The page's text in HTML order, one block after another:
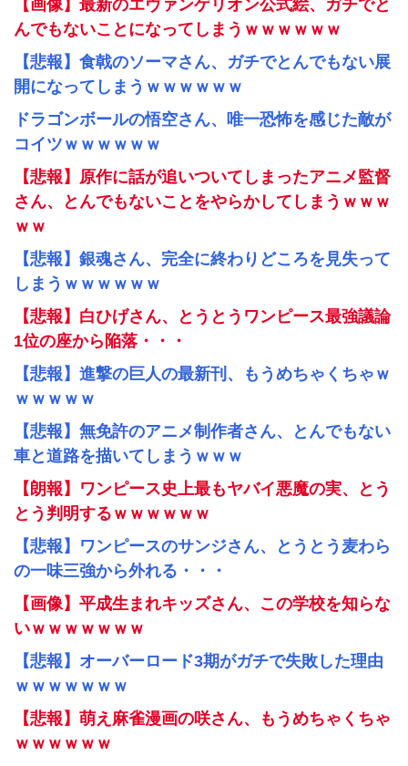
【画像】最新のエヴァンゲリオン公式絵、ガチでと
んでもないことになってしまうｗｗｗｗｗｗ
【悲報】食戟のソーマさん、ガチでとんでもない展
開になってしまうｗｗｗｗｗｗ
ドラゴンボールの悟空さん、唯一恐怖を感じた敵が
コイツｗｗｗｗｗｗ
【悲報】原作に話が追いついてしまったアニメ監督
さん、とんでもないことをやらかしてしまうｗｗｗ
ｗｗ
【悲報】銀魂さん、完全に終わりどころを見失って
しまうｗｗｗｗｗｗ
【悲報】白ひげさん、とうとうワンピース最強議論
1位の座から陥落・・・
【悲報】進撃の巨人の最新刊、もうめちゃくちゃｗ
ｗｗｗｗｗ
【悲報】無免許のアニメ制作者さん、とんでもない
車と道路を描いてしまうｗｗｗ
【朗報】ワンピース史上最もヤバイ悪魔の実、とう
とう判明するｗｗｗｗｗｗ
【悲報】ワンピースのサンジさん、とうとう麦わら
の一味三強から外れる・・・
【画像】平成生まれキッズさん、この学校を知らな
いｗｗｗｗｗｗｗ
【悲報】オーバーロード3期がガチで失敗した理由
ｗｗｗｗｗｗｗ
【悲報】萌え麻雀漫画の咲さん、もうめちゃくちゃ
ｗｗｗｗｗｗ